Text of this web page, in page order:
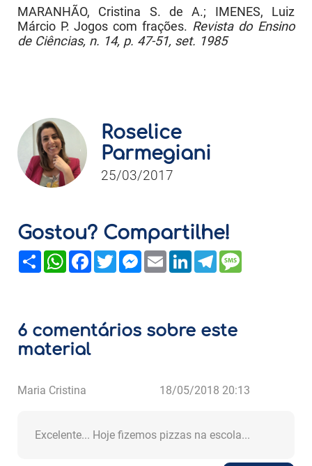
MARANHÃO, Cristina S. de A.; IMENES, Luiz
Márcio P. Jogos com frações. Revista do Ensino
de Ciências, n. 14, p. 47-51, set. 1985
Roselice
Parmegiani
25/03/2017
Gostou? Compartilhe!
ShareWhatsAppFacebook
TwitterMessenger
Email LinkedInTelegram
6 comentários sobre este
material
Maria Cristina 18/05/2018 20:13
Excelente... Hoje fizemos pizzas na escola...